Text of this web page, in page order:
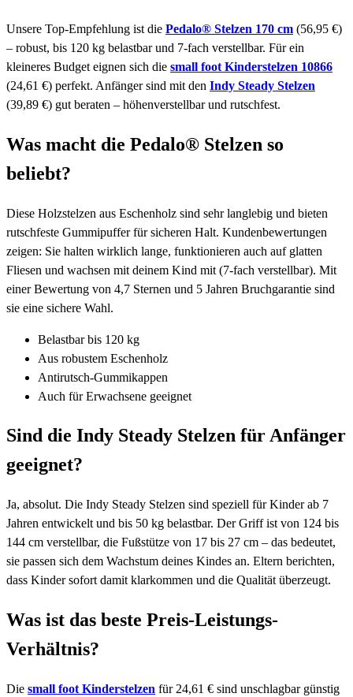
Unsere Top-Empfehlung ist die Pedalo® Stelzen 170 cm (56,95 €)
– robust, bis 120 kg belastbar und 7-fach verstellbar. Für ein
kleineres Budget eignen sich die small foot Kinderstelzen 10866
(24,61 €) perfekt. Anfänger sind mit den Indy Steady Stelzen
(39,89 €) gut beraten – höhenverstellbar und rutschfest.
Was macht die Pedalo® Stelzen so
beliebt?
Diese Holzstelzen aus Eschenholz sind sehr langlebig und bieten
rutschfeste Gummipuffer für sicheren Halt. Kundenbewertungen
zeigen: Sie halten wirklich lange, funktionieren auch auf glatten
Fliesen und wachsen mit deinem Kind mit (7-fach verstellbar). Mit
einer Bewertung von 4,7 Sternen und 5 Jahren Bruchgarantie sind
sie eine sichere Wahl.
Belastbar bis 120 kg
Aus robustem Eschenholz
Antirutsch-Gummikappen
Auch für Erwachsene geeignet
Sind die Indy Steady Stelzen für Anfänger
geeignet?
Ja, absolut. Die Indy Steady Stelzen sind speziell für Kinder ab 7
Jahren entwickelt und bis 50 kg belastbar. Der Griff ist von 124 bis
144 cm verstellbar, die Fußstütze von 17 bis 27 cm – das bedeutet,
sie passen sich dem Wachstum deines Kindes an. Eltern berichten,
dass Kinder sofort damit klarkommen und die Qualität überzeugt.
Was ist das beste Preis-Leistungs-
Verhältnis?
Die small foot Kinderstelzen für 24,61 € sind unschlagbar günstig